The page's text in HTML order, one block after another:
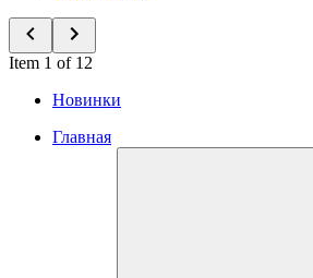
Item 1 of 12
Новинки
Главная